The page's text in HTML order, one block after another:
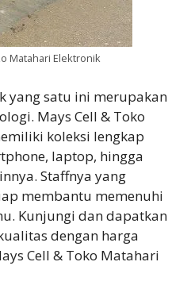
Matahari Elektronik
yang satu ini merupakan
Mays Cell & Toko
koleksi lengkap
laptop, hingga
Staffnya yang
membantu memenuhi
Kunjungi dan dapatkan
dengan harga
Cell & Toko Matahari